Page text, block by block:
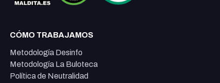
CÓMO TRABAJAMOS
Metodología Desinfo
Metodología La Buloteca
Política de Neutralidad